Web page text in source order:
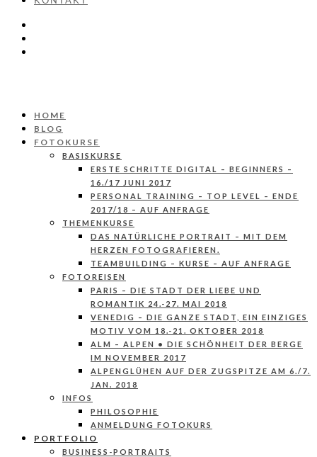
HOME
BLOG
FOTOKURSE
BASISKURSE
ERSTE SCHRITTE DIGITAL – BEGINNERS –
16./17 JUNI 2017
PERSONAL TRAINING – TOP LEVEL – ENDE
2017/18 – AUF ANFRAGE
THEMENKURSE
DAS NATÜRLICHE PORTRAIT – MIT DEM
HERZEN FOTOGRAFIEREN.
TEAMBUILDING – KURSE – AUF ANFRAGE
FOTOREISEN
PARIS – DIE STADT DER LIEBE UND
ROMANTIK 24.-27. MAI 2018
VENEDIG – DIE GANZE STADT, EIN EINZIGES
MOTIV VOM 18.-21. OKTOBER 2018
ALM – ALPEN • DIE SCHÖNHEIT DER BERGE
IM NOVEMBER 2017
ALPENGLÜHEN AUF DER ZUGSPITZE AM 6./7.
JAN. 2018
INFOS
PHILOSOPHIE
ANMELDUNG FOTOKURS
PORTFOLIO
BUSINESS-PORTRAITS